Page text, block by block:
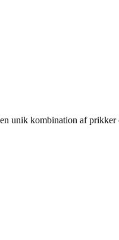
unik kombination af prikker